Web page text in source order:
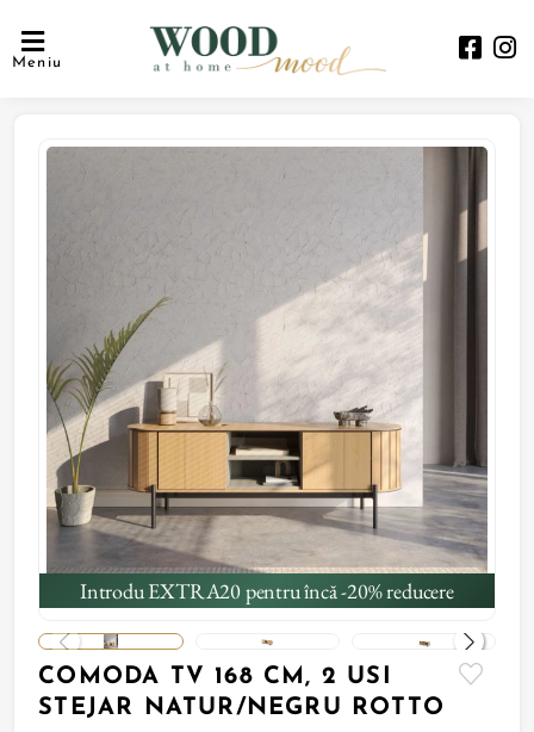
Meniu
Introdu EXTRA20 pentru încă -20% reducere
COMODA TV 168 CM, 2 USI
STEJAR NATUR/NEGRU ROTTO